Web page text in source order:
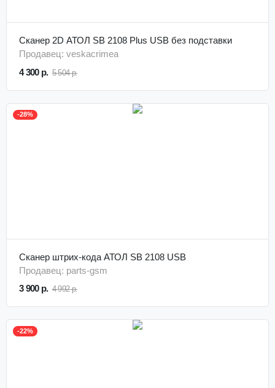
Сканер 2D АТОЛ SB 2108 Plus USB без подставки
Продавец: veskacrimea
4 300 р. 5 504 р.
-28%
Сканер штрих-кода АТОЛ SB 2108 USB
Продавец: parts-gsm
3 900 р. 4 992 р.
-22%